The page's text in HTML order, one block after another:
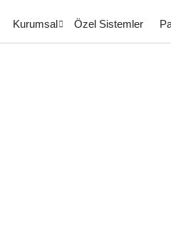
Kurumsal Özel Sistemler